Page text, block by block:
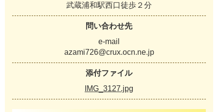
武蔵浦和駅西口徒歩２分
問い合わせ先
e-mail
azami726@crux.ocn.ne.jp
添付ファイル
IMG_3127.jpg